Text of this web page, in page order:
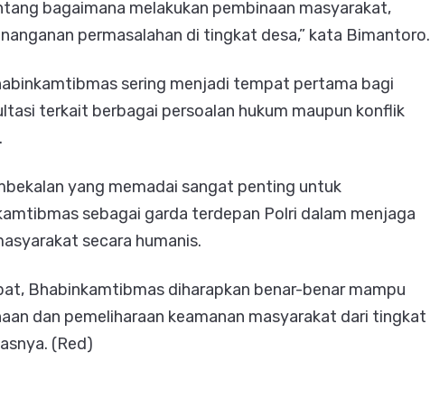
bagaimana melakukan pembinaan masyarakat,
permasalahan di tingkat desa,” kata Bimantoro.
sering menjadi tempat pertama bagi
terkait berbagai persoalan hukum maupun konflik
yang memadai sangat penting untuk
sebagai garda terdepan Polri dalam menjaga
secara humanis.
Bhabinkamtibmas diharapkan benar-benar mampu
dan pemeliharaan keamanan masyarakat dari tingkat
(Red)